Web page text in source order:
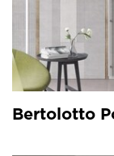
Bertolotto